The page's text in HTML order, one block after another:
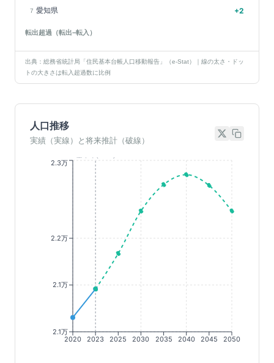
7 愛知県 +2
転出超過（転出−転入）
出典：総務省統計局「住民基本台帳人口移動報告」（e-Stat）｜線の太さ・ドッ
トの大きさは転入超過数に比例
人口推移
実績（実線）と将来推計（破線）
2020 2023 2025 2030 2035 2040 2045 2050
2.1万
2.1万
2.2万
2.3万